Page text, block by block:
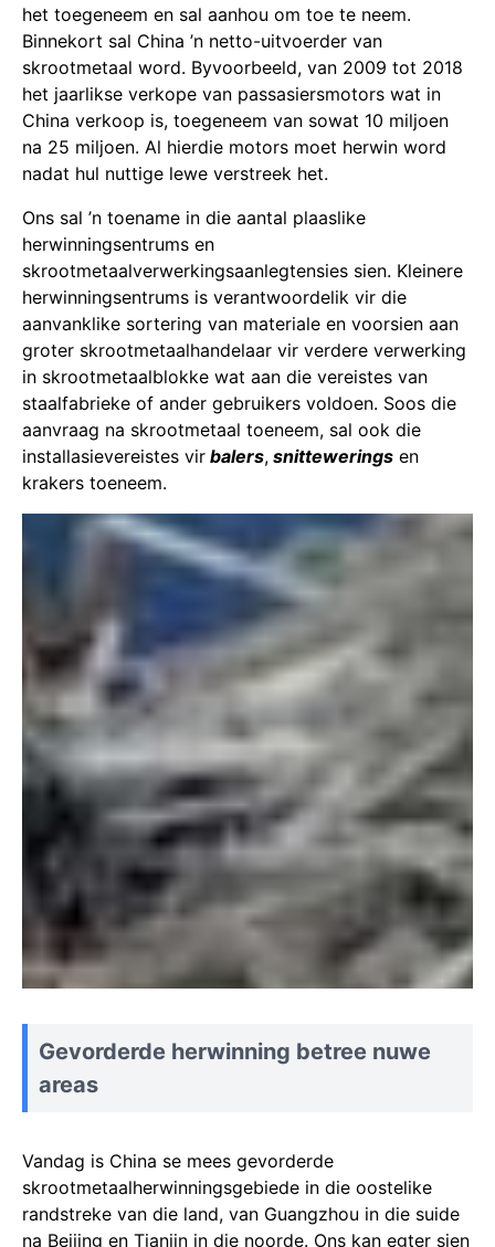
het toegeneem en sal aanhou om toe te neem.
Binnekort sal China ’n netto-uitvoerder van
skrootmetaal word. Byvoorbeeld, van 2009 tot 2018
het jaarlikse verkope van passasiersmotors wat in
China verkoop is, toegeneem van sowat 10 miljoen
na 25 miljoen. Al hierdie motors moet herwin word
nadat hul nuttige lewe verstreek het.
Ons sal ’n toename in die aantal plaaslike
herwinningsentrums en
skrootmetaalverwerkingsaanlegtensies sien. Kleinere
herwinningsentrums is verantwoordelik vir die
aanvanklike sortering van materiale en voorsien aan
groter skrootmetaalhandelaar vir verdere verwerking
in skrootmetaalblokke wat aan die vereistes van
staalfabrieke of ander gebruikers voldoen. Soos die
aanvraag na skrootmetaal toeneem, sal ook die
installasievereistes vir balers, snittewerings en
krakers toeneem.
Gevorderde herwinning betree nuwe
areas
Vandag is China se mees gevorderde
skrootmetaalherwinningsgebiede in die oostelike
randstreke van die land, van Guangzhou in die suide
na Beijing en Tianjin in die noorde. Ons kan egter sien